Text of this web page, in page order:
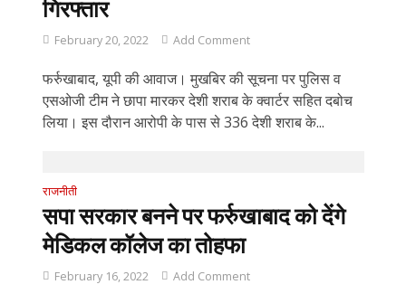
गिरफ्तार
February 20, 2022 Add Comment
फर्रुखाबाद, यूपी की आवाज। मुखबिर की सूचना पर पुलिस व
एसओजी टीम ने छापा मारकर देशी शराब के क्वार्टर सहित दबोच
लिया। इस दौरान आरोपी के पास से 336 देशी शराब के...
राजनीती
सपा सरकार बनने पर फर्रुखाबाद को देंगे
मेडिकल कॉलेज का तोहफा
February 16, 2022 Add Comment